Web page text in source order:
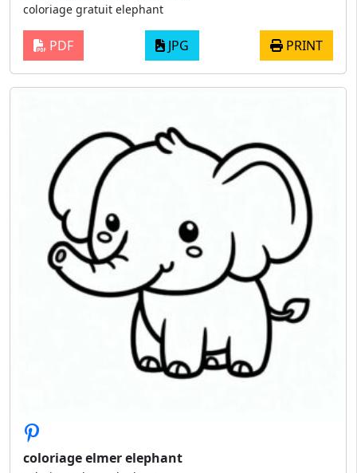
coloriage gratuit elephant
PDF JPG PRINT
coloriage elmer elephant